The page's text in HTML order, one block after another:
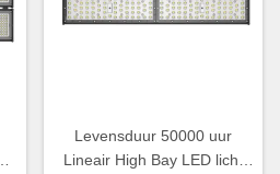
Levensduur 50000 uur
Lineair High Bay LED licht